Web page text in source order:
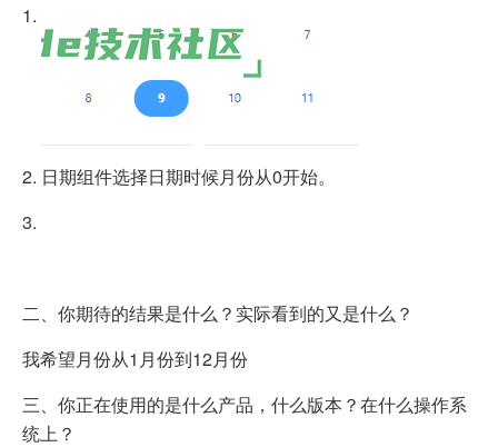
1.
2. 日期组件选择日期时候月份从0开始。
3.
二、你期待的结果是什么？实际看到的又是什么？
我希望月份从1月份到12月份
三、你正在使用的是什么产品，什么版本？在什么操作系
统上？